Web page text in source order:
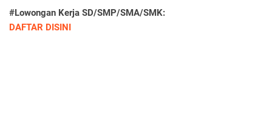
#Lowongan Kerja SD/SMP/SMA/SMK:
DAFTAR DISINI